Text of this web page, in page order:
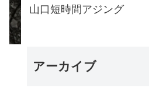
山口短時間アジング
アーカイブ